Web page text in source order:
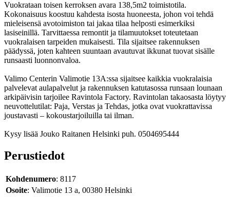
Vuokrataan toisen kerroksen avara 138,5m2 toimistotila.
Kokonaisuus koostuu kahdesta isosta huoneesta, johon voi tehdä
mieleisensä avotoimiston tai jakaa tilaa helposti esimerkiksi
lasiseinillä. Tarvittaessa remontit ja tilamuutokset toteutetaan
vuokralaisen tarpeiden mukaisesti. Tila sijaitsee rakennuksen
päädyssä, joten kahteen suuntaan avautuvat ikkunat tuovat sisälle
runsaasti luonnonvaloa.
Valimo Centerin Valimotie 13A:ssa sijaitsee kaikkia vuokralaisia
palvelevat aulapalvelut ja rakennuksen katutasossa runsaan lounaan
arkipäivisin tarjoilee Ravintola Factory. Ravintolan takaosasta löytyy
neuvottelutilat: Paja, Verstas ja Tehdas, jotka ovat vuokrattavissa
joustavasti – kokoustarjoiluilla tai ilman.
Kysy lisää Jouko Raitanen Helsinki puh. 0504695444
Perustiedot
Kohdenumero: 8117
Osoite: Valimotie 13 a, 00380 Helsinki